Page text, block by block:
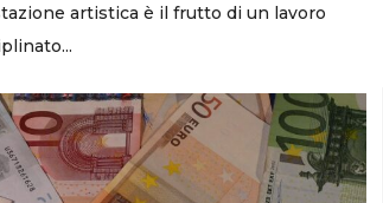
artistica è il frutto di un lavoro